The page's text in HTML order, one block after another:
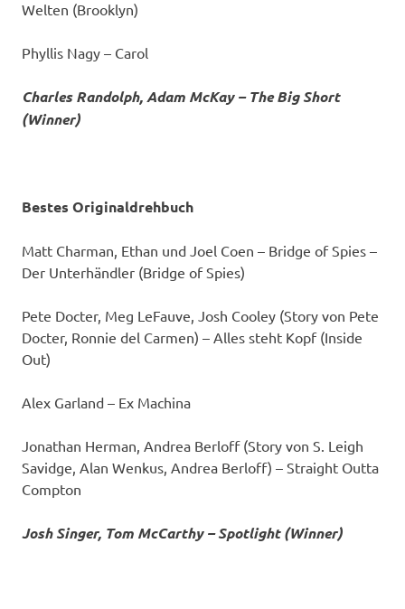
Welten (Brooklyn)
Phyllis Nagy – Carol
Charles Randolph, Adam McKay – The Big Short
(Winner)
Bestes Originaldrehbuch
Matt Charman, Ethan und Joel Coen – Bridge of Spies –
Der Unterhändler (Bridge of Spies)
Pete Docter, Meg LeFauve, Josh Cooley (Story von Pete
Docter, Ronnie del Carmen) – Alles steht Kopf (Inside
Out)
Alex Garland – Ex Machina
Jonathan Herman, Andrea Berloff (Story von S. Leigh
Savidge, Alan Wenkus, Andrea Berloff) – Straight Outta
Compton
Josh Singer, Tom McCarthy – Spotlight (Winner)